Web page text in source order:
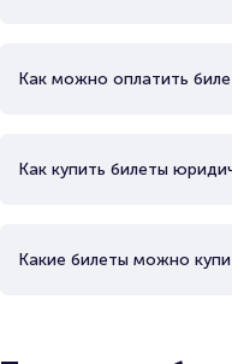
Как можно оплатить
Как купить билеты
Какие билеты можно